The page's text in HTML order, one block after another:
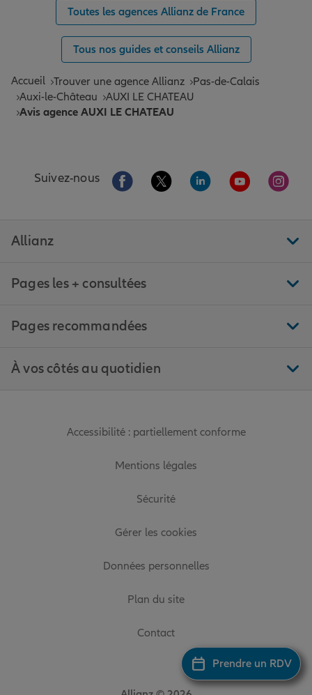
Prendre un RDV
Toutes les agences Allianz de France
Tous nos guides et conseils Allianz
Accueil Trouver une agence Allianz
Pas-de-Calais
Auxi-le-Château
AUXI LE CHATEAU
Avis agence AUXI LE CHATEAU
Suivez-nous Aller sur la page Facebook de Allianz
Aller sur la page Twitter de
Aller sur la page
Aller sur la
Aller
Allianz
Pages les + consultées
Pages recommandées
À vos côtés au quotidien
Accessibilité : partiellement conforme
Mentions légales
Sécurité
Gérer les cookies
Données personnelles
Plan du site
Contact